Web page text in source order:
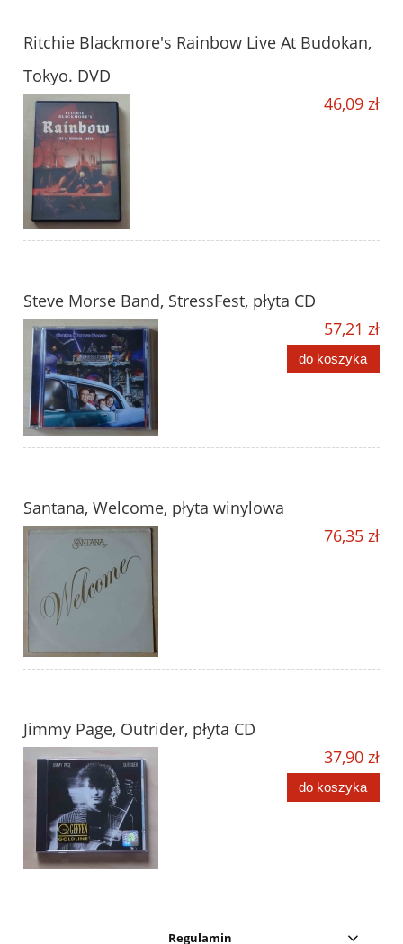
Ritchie Blackmore's Rainbow Live At Budokan,
Tokyo. DVD
46,09 zł
Steve Morse Band, StressFest, płyta CD
57,21 zł
do koszyka
Santana, Welcome, płyta winylowa
76,35 zł
Jimmy Page, Outrider, płyta CD
37,90 zł
do koszyka
Regulamin